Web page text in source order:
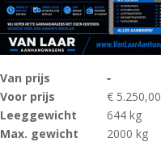
Van prijs
-
Voor prijs
€ 5.250,00
Leeggewicht
644 kg
Max. gewicht
2000 kg